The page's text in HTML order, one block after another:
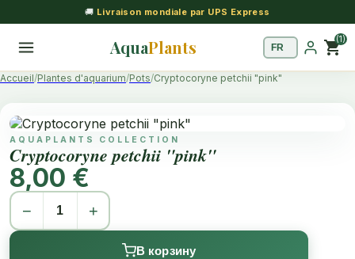
🚚 Livraison mondiale par UPS Express
AquaPlants shopping_cart(1)
Accueil Plantes d'aquarium Pots Cryptocoryne petchii "pink"
AQUAPLANTS COLLECTION
Cryptocoryne petchii "pink"
8,00 €
− +
В корзину